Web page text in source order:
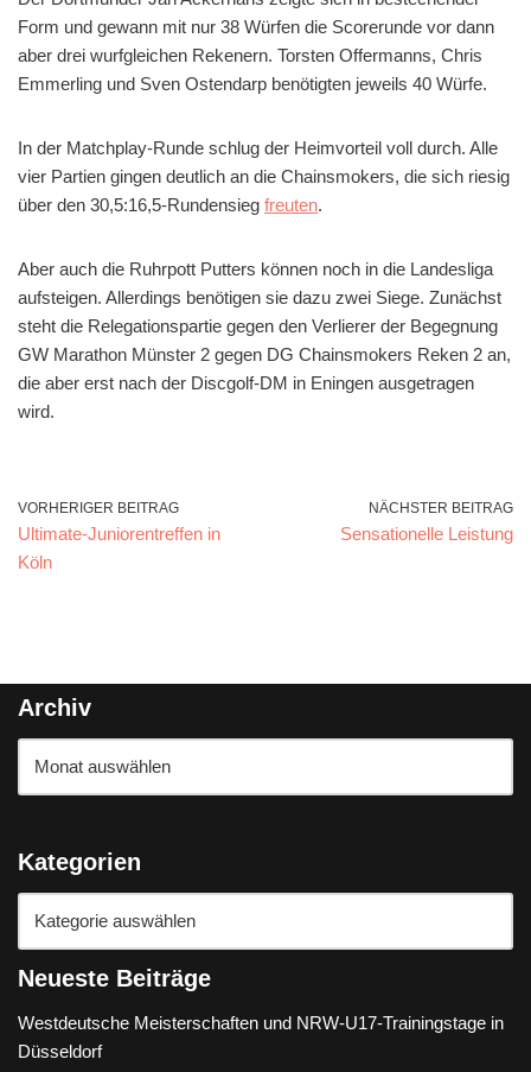
Form und gewann mit nur 38 Würfen die Scorerunde vor dann
aber drei wurfgleichen Rekenern. Torsten Offermanns, Chris
Emmerling und Sven Ostendarp benötigten jeweils 40 Würfe.
In der Matchplay-Runde schlug der Heimvorteil voll durch. Alle
vier Partien gingen deutlich an die Chainsmokers, die sich riesig
über den 30,5:16,5-Rundensieg freuten.
Aber auch die Ruhrpott Putters können noch in die Landesliga
aufsteigen. Allerdings benötigen sie dazu zwei Siege. Zunächst
steht die Relegationspartie gegen den Verlierer der Begegnung
GW Marathon Münster 2 gegen DG Chainsmokers Reken 2 an,
die aber erst nach der Discgolf-DM in Eningen ausgetragen
wird.
VORHERIGER BEITRAG
Ultimate-Juniorentreffen in
Köln
NÄCHSTER BEITRAG
Sensationelle Leistung
Archiv
Kategorien
Neueste Beiträge
Westdeutsche Meisterschaften und NRW-U17-Trainingstage in
Düsseldorf